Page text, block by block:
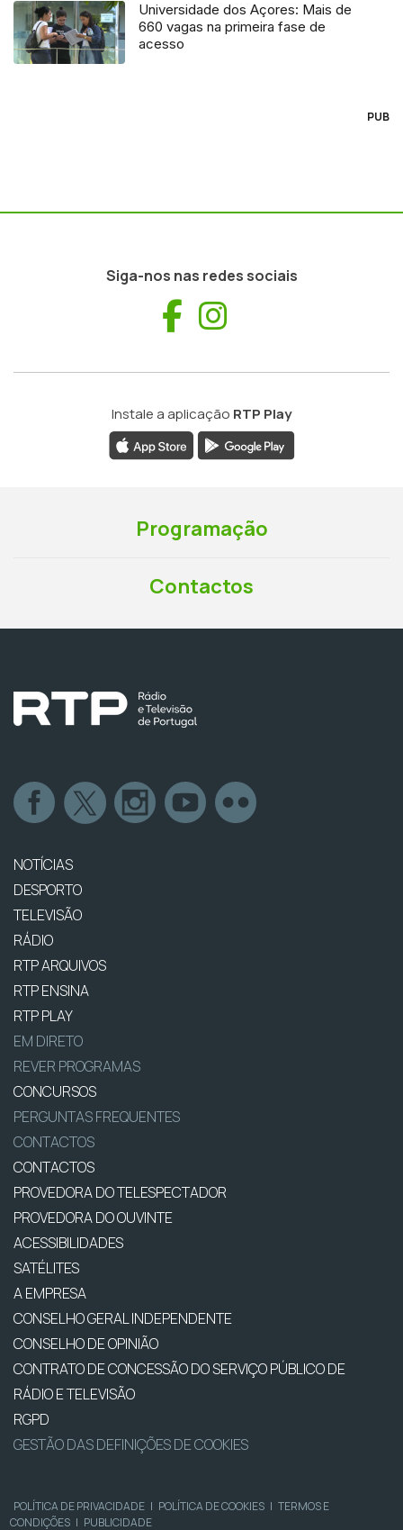
Universidade dos Açores: Mais de
660 vagas na primeira fase de
acesso
PUB
Siga-nos nas redes sociais
Facebook
Instale a aplicação RTP Play
Programação
Contactos
NOTÍCIAS
DESPORTO
TELEVISÃO
RÁDIO
RTP ARQUIVOS
RTP ENSINA
RTP PLAY
EM DIRETO
REVER PROGRAMAS
CONCURSOS
PERGUNTAS FREQUENTES
CONTACTOS
CONTACTOS
PROVEDORA DO TELESPECTADOR
PROVEDORA DO OUVINTE
ACESSIBILIDADES
SATÉLITES
A EMPRESA
CONSELHO GERAL INDEPENDENTE
CONSELHO DE OPINIÃO
CONTRATO DE CONCESSÃO DO SERVIÇO PÚBLICO DE
RÁDIO E TELEVISÃO
RGPD
GESTÃO DAS DEFINIÇÕES DE COOKIES
POLÍTICA DE PRIVACIDADE | POLÍTICA DE COOKIES | TERMOS E
CONDIÇÕES | PUBLICIDADE